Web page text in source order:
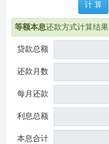
计 算
等额本息还款方式计算结果
贷款总额
还款月数
每月还款
利息总额
本息合计